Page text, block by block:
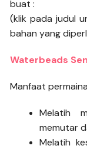
buat :
(klik pada judul
bahan yang
Waterbeads
Manfaat
Melatih
memutar
Melatih